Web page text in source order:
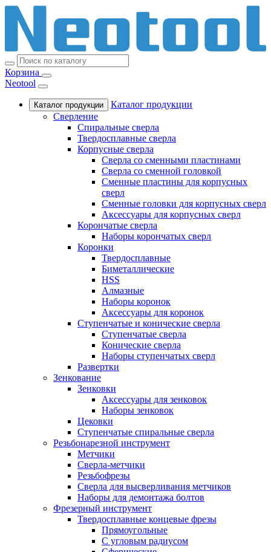
Корзина
Neotool
Каталог продукции
Каталог продукции
Сверление
Спиральные сверла
Твердосплавные сверла
Корпусные сверла
Сверла со сменными пластинами
Сверла со сменной головкой
Сменные пластины для корпусных
сверл
Сменные головки для корпусных сверл
Аксессуары для корпусных сверл
Корончатые сверла
Наборы корончатых сверл
Коронки
Твердосплавные
Биметаллические
HSS
Алмазные
Наборы коронок
Аксессуары для коронок
Ступенчатые и конические сверла
Ступенчатые сверла
Конические сверла
Наборы ступенчатых сверл
Развертки
Зенкование
Зенковки
Аксессуары для зенковок
Наборы зенковок
Цековки
Ступенчатые спиральные сверла
Резьбонарезной инструмент
Метчики
Сверла-метчики
Резьбофрезы
Сверла для высверливания метчиков
Наборы для демонтажа болтов
Фрезерный инструмент
Твердосплавные концевые фрезы
Прямоугольные
С угловым радиусом